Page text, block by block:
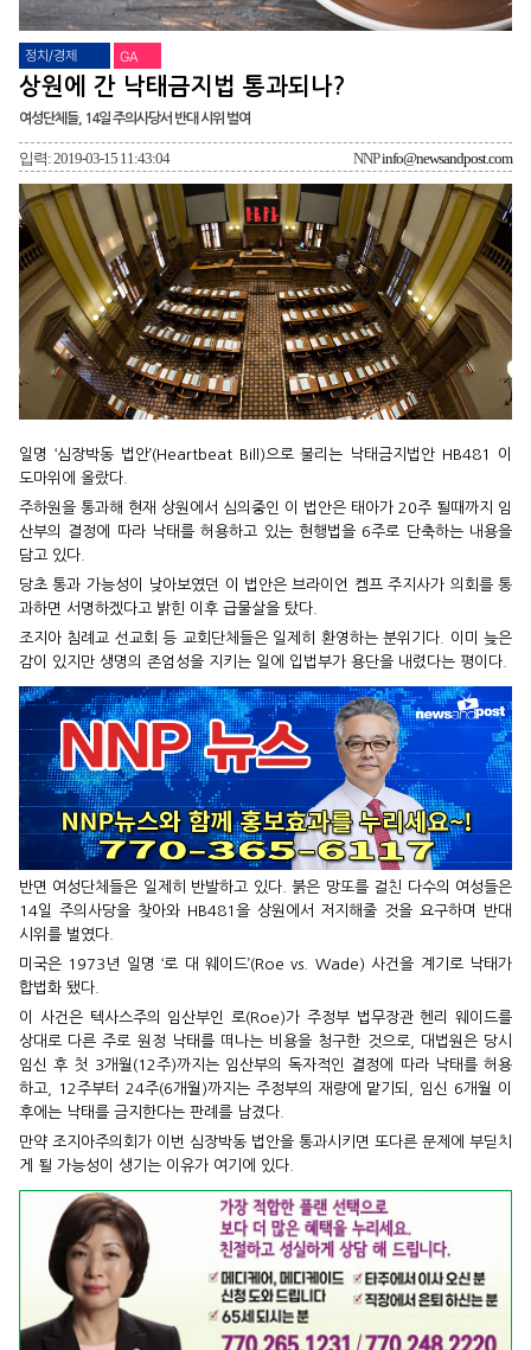
정치/경제 GA
상원에 간 낙태금지법 통과되나?
여성단체들, 14일 주의사당서 반대 시위 벌여
입력: 2019-03-15 11:43:04 NNPinfo@newsandpost.com
일명 ‘심장박동 법안’(Heartbeat Bill)으로 불리는 낙태금지법안 HB481 이
도마위에 올랐다.
주하원을 통과해 현재 상원에서 심의중인 이 법안은 태아가 20주 될때까지 임
산부의 결정에 따라 낙태를 허용하고 있는 현행법을 6주로 단축하는 내용을
담고 있다.
당초 통과 가능성이 낮아보였던 이 법안은 브라이언 켐프 주지사가 의회를 통
과하면 서명하겠다고 밝힌 이후 급물살을 탔다.
조지아 침례교 선교회 등 교회단체들은 일제히 환영하는 분위기다. 이미 늦은
감이 있지만 생명의 존엄성을 지키는 일에 입법부가 용단을 내렸다는 평이다.
반면 여성단체들은 일제히 반발하고 있다. 붉은 망또를 걸친 다수의 여성들은
14일 주의사당을 찾아와 HB481을 상원에서 저지해줄 것을 요구하며 반대
시위를 벌였다.
미국은 1973년 일명 ‘로 대 웨이드’(Roe vs. Wade) 사건을 계기로 낙태가
합법화 됐다.
이 사건은 텍사스주의 임산부인 로(Roe)가 주정부 법무장관 헨리 웨이드를
상대로 다른 주로 원정 낙태를 떠나는 비용을 청구한 것으로, 대법원은 당시
임신 후 첫 3개월(12주)까지는 임산부의 독자적인 결정에 따라 낙태를 허용
하고, 12주부터 24주(6개월)까지는 주정부의 재량에 맡기되, 임신 6개월 이
후에는 낙태를 금지한다는 판례를 남겼다.
만약 조지아주의회가 이번 심장박동 법안을 통과시키면 또다른 문제에 부딛치
게 될 가능성이 생기는 이유가 여기에 있다.